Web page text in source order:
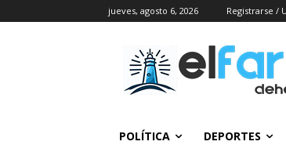
jueves, agosto 6, 2026 Registrarse /
POLÍTICA DEPORTES